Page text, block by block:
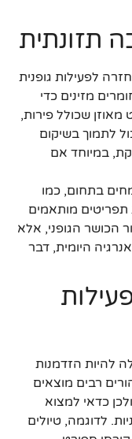
תזונתית
לפעילות גופנית
מזינים כדי
שכולל פירות,
לתמוך בשיקום
במיוחד אם
בתחום, כמו
תפריטים מותאמים
הכושר הגופני, אלא
היומית, דבר
להיות הזדמנות
רבים מוצאים
כדאי למצוא
לדוגמה, טיולים